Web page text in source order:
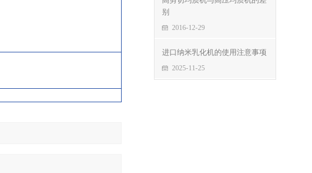
别
2016-12-29
进口纳米乳化机的使用注意事项
2025-11-25